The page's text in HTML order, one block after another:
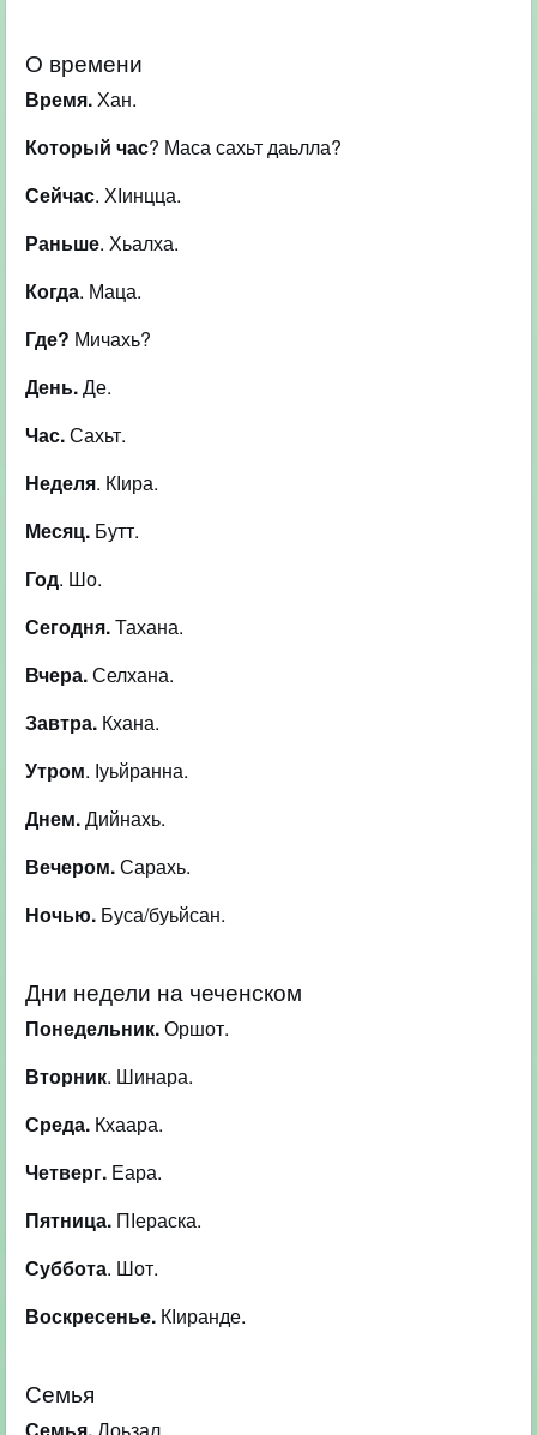
О времени
Время.Хан.
Который час? Маса сахьт даьлла?
Сейчас. ХІинцца.
Раньше. Хьалха.
Когда. Маца.
Где? Мичахь?
День.Де.
Час.Сахьт.
Неделя. КІира.
Месяц. Бутт.
Год. Шо.
Сегодня.Тахана.
Вчера.Селхана.
Завтра. Кхана.
Утром. Іуьйранна.
Днем.Дийнахь.
Вечером.Сарахь.
Ночью. Буса/буьйсан.
Дни недели на чеченском
Понедельник.Оршот.
Вторник. Шинара.
Среда. Кхаара.
Четверг. Еара.
Пятница. ПІераска.
Суббота. Шот.
Воскресенье. КІиранде.
Семья